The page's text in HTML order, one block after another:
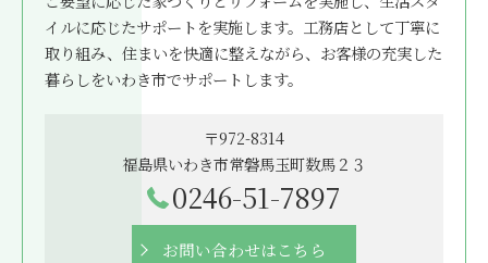
イルに応じたサポートを実施します。工務店として丁寧に
取り組み、住まいを快適に整えながら、お客様の充実した
暮らしをいわき市でサポートします。
〒972-8314
福島県いわき市常磐馬玉町数馬２３
0246-51-7897
お問い合わせはこちら